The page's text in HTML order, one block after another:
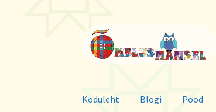
Liigu
navigeerimisele
Liigu
sisu
juurde
Koduleht Blogi Pood